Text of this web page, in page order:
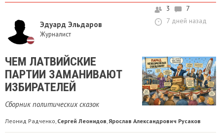
Эдуард Эльдаров
Журналист
3
7
7 дней назад
ЧЕМ ЛАТВИЙСКИЕ
ПАРТИИ ЗАМАНИВАЮТ
ИЗБИРАТЕЛЕЙ
Сборник политических сказок
Леонид Радченко, Сергей Леонидов,Ярослав Александрович Русаков